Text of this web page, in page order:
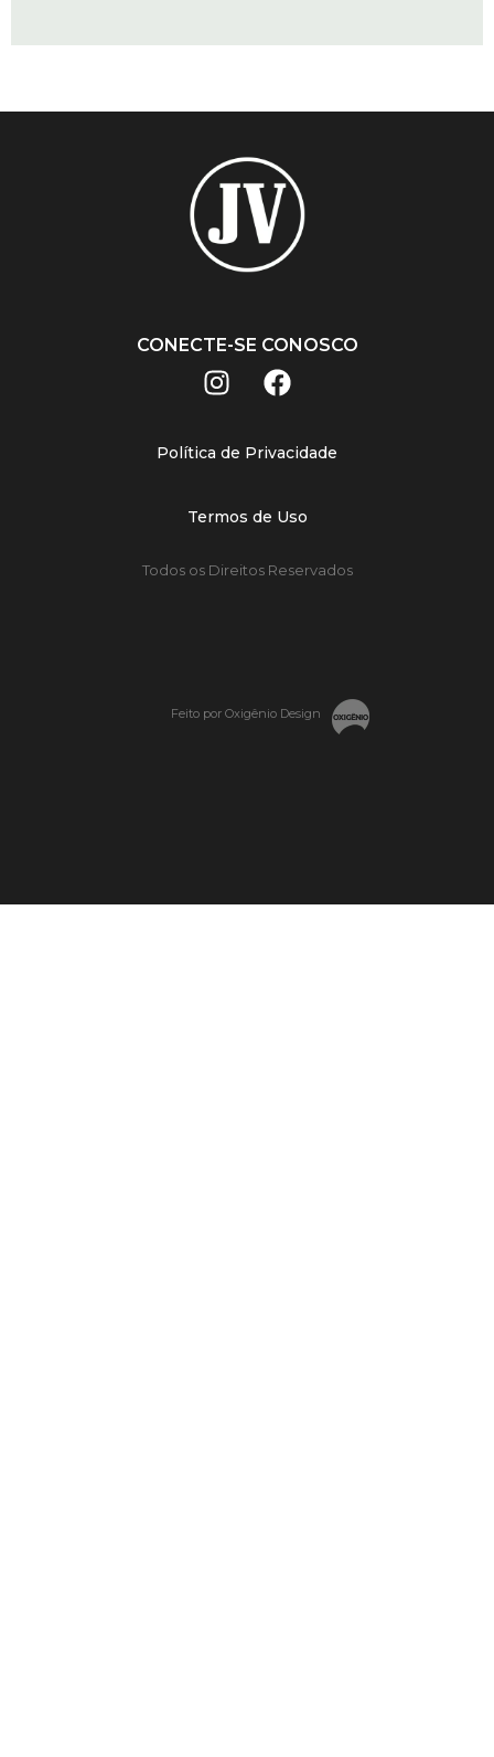
CONECTE-SE CONOSCO
Política de Privacidade
Termos de Uso
Todos os Direitos Reservados
Feito por Oxigênio Design